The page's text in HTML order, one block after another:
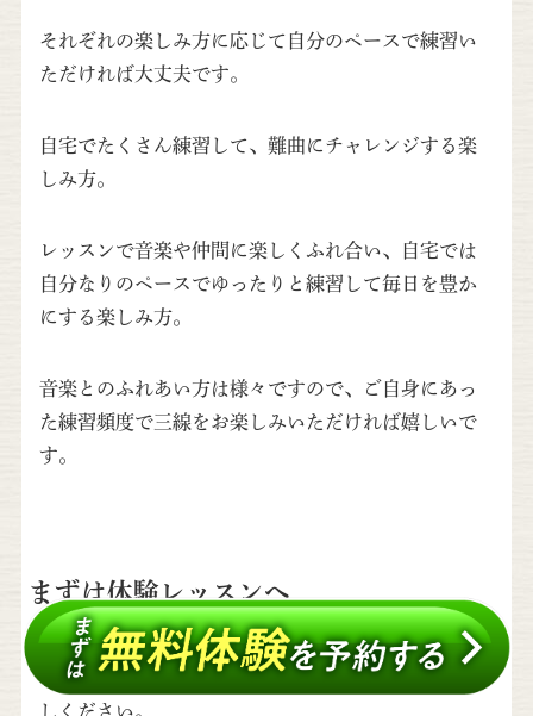
それぞれの楽しみ方に応じて自分のペースで練習い
ただければ大丈夫です。
自宅でたくさん練習して、難曲にチャレンジする楽
しみ方。
レッスンで音楽や仲間に楽しくふれ合い、自宅では
自分なりのペースでゆったりと練習して毎日を豊か
にする楽しみ方。
音楽とのふれあい方は様々ですので、ご自身にあっ
た練習頻度で三線をお楽しみいただければ嬉しいで
す。
まずは体験レッスンへ
当教室をご検討の方はぜひ一度体験レッスンにお越
しください。